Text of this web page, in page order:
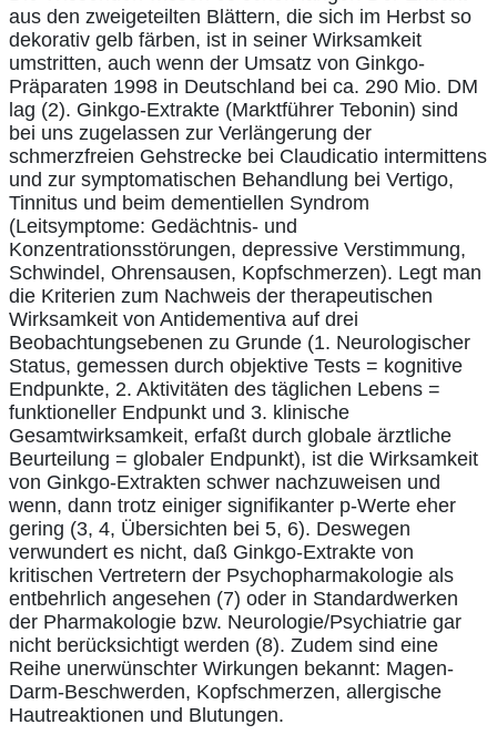
aus den zweigeteilten Blättern, die sich im Herbst so
dekorativ gelb färben, ist in seiner Wirksamkeit
umstritten, auch wenn der Umsatz von Ginkgo-
Präparaten 1998 in Deutschland bei ca. 290 Mio. DM
lag (2). Ginkgo-Extrakte (Marktführer Tebonin) sind
bei uns zugelassen zur Verlängerung der
schmerzfreien Gehstrecke bei Claudicatio intermittens
und zur symptomatischen Behandlung bei Vertigo,
Tinnitus und beim dementiellen Syndrom
(Leitsymptome: Gedächtnis- und
Konzentrationsstörungen, depressive Verstimmung,
Schwindel, Ohrensausen, Kopfschmerzen). Legt man
die Kriterien zum Nachweis der therapeutischen
Wirksamkeit von Antidementiva auf drei
Beobachtungsebenen zu Grunde (1. Neurologischer
Status, gemessen durch objektive Tests = kognitive
Endpunkte, 2. Aktivitäten des täglichen Lebens =
funktioneller Endpunkt und 3. klinische
Gesamtwirksamkeit, erfaßt durch globale ärztliche
Beurteilung = globaler Endpunkt), ist die Wirksamkeit
von Ginkgo-Extrakten schwer nachzuweisen und
wenn, dann trotz einiger signifikanter p-Werte eher
gering (3, 4, Übersichten bei 5, 6). Deswegen
verwundert es nicht, daß Ginkgo-Extrakte von
kritischen Vertretern der Psychopharmakologie als
entbehrlich angesehen (7) oder in Standardwerken
der Pharmakologie bzw. Neurologie/Psychiatrie gar
nicht berücksichtigt werden (8). Zudem sind eine
Reihe unerwünschter Wirkungen bekannt: Magen-
Darm-Beschwerden, Kopfschmerzen, allergische
Hautreaktionen und Blutungen.